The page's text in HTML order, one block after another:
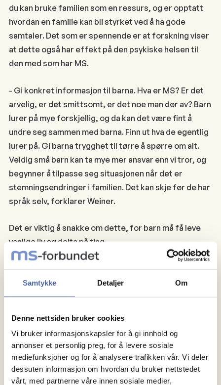
Samtykke Detaljer Om
Denne nettsiden bruker cookies
Vi bruker informasjonskapsler for å gi innhold og
annonser et personlig preg, for å levere sosiale
mediefunksjoner og for å analysere trafikken vår. Vi deler
dessuten informasjon om hvordan du bruker nettstedet
vårt, med partnerne våre innen sosiale medier,
du kan bruke familien som en ressurs, og er opptatt
hvordan en familie kan bli styrket ved å ha gode
samtaler. Det som er spennende er at forskning viser
at dette også har effekt på den psykiske helsen til
den med som har MS.
- Gi konkret informasjon til barna. Hva er MS? Er det
arvelig, er det smittsomt, er det noe man dør av? Barn
lurer på mye forskjellig, og da kan det være fint å
undre seg sammen med barna. Finn ut hva de egentlig
lurer på. Gi barna trygghet til tørre å spørre om alt.
Veldig små barn kan ta mye mer ansvar enn vi tror, og
begynner å tilpasse seg situasjonen når det er
stemningsendringer i familien. Det kan skje før de har
språk selv, forklarer Weiner.
Det er viktig å snakke om dette, for barn må få leve
vanlige liv og delta på ting.
- Foreldre må fortelle barna at det er noen andre som
har ansvaret for oppfølging og behandling, og at det
er leger og fysioterapeuter og andre voksne som
skal si til barna, for det er viktig å gi felles og lik
informasjon.
MS-senteret hjelper mange